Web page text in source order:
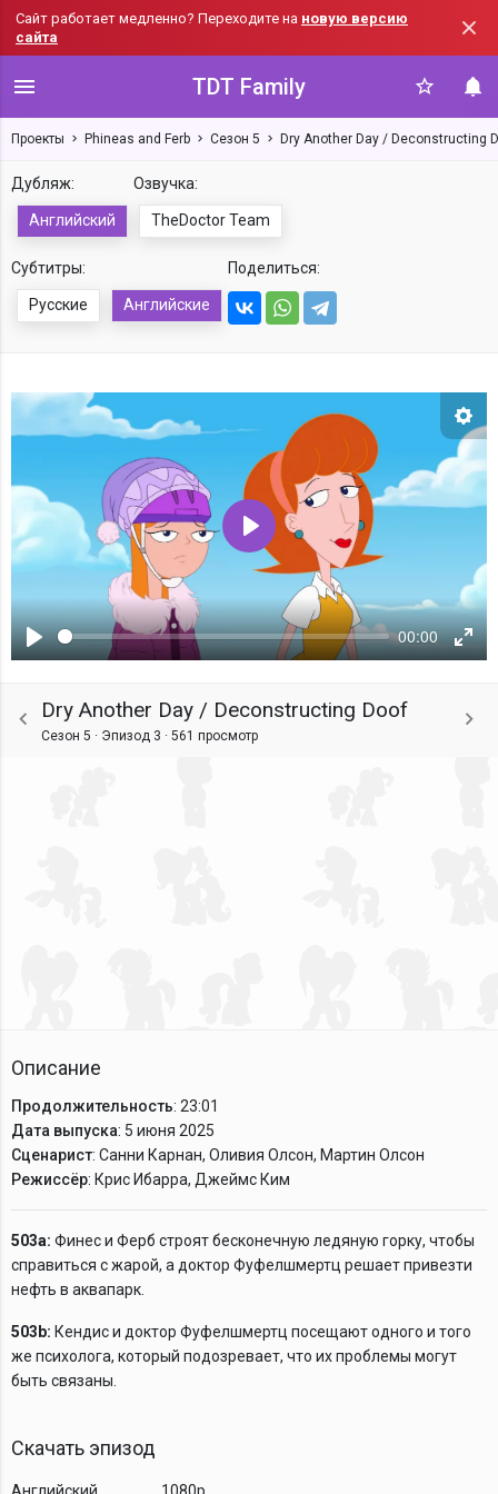
Сайт работает медленно? Переходите на новую версию
сайта
TDT Family
Проекты Phineas and Ferb Сезон 5 Dry Another Day / Deconstructing
Дубляж:
Английский
Озвучка:
TheDoctor Team
Субтитры:
Русские Английские
Поделиться:
Воспроизвести
00:00
Воспроизвести
Dry Another Day / Deconstructing Doof
Сезон 5 · Эпизод 3 · 561 просмотр
Описание
Продолжительность: 23:01
Дата выпуска: 5 июня 2025
Сценарист: Санни Карнан, Оливия Олсон, Мартин Олсон
Режиссёр: Крис Ибарра, Джеймс Ким
503a: Финес и Ферб строят бесконечную ледяную горку, чтобы
справиться с жарой, а доктор Фуфелшмертц решает привезти
нефть в аквапарк.
503b: Кендис и доктор Фуфелшмертц посещают одного и того
же психолога, который подозревает, что их проблемы могут
быть связаны.
Скачать эпизод
Английский 1080p